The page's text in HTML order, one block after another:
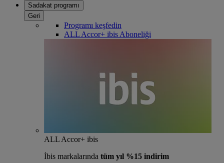
Sadakat programı
Geri
Programı keşfedin
ALL Accor+ ibis Aboneliği
ALL Accor+ ibis
İbis markalarında tüm yıl %15 indirim